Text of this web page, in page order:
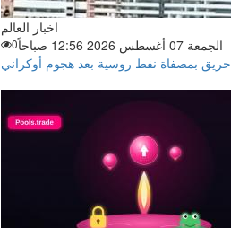
اخبار العالم
الجمعة 07 أغسطس 2026 12:56 صباحاً
0
حريق بمصفاة نفط روسية بعد هجوم أوكراني